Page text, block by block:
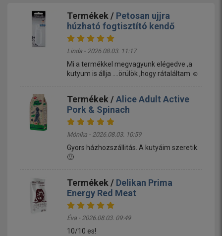
Termékek / Petosan ujjra
húzható fogtisztító kendő
Linda - 2026.08.03. 11:17
Mi a termékkel megvagyunk elégedve ,a
kutyum is állja ....örülök ,hogy rátaláltam ☺️
Termékek /Alice Adult Active
Pork & Spinach
Mónika - 2026.08.03. 10:59
Gyors házhozszállitás. A kutyáim szeretik.
🙂
Termékek / Delikan Prima
Energy Red Meat
Éva - 2026.08.03. 09:49
10/10 es!